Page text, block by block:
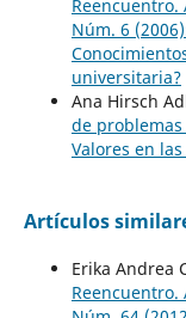
Núm. 6
universitaria?
Ana Hirsch
de
Valores en
Artículos
Erika Andrea